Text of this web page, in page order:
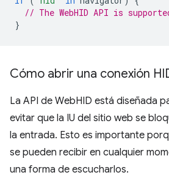
// The WebHID API is
}
Cómo abrir una conexión
La API de WebHID está diseñada
evitar que la IU del sitio web se
la entrada. Esto es importante
se pueden recibir en cualquier
una forma de escucharlos.